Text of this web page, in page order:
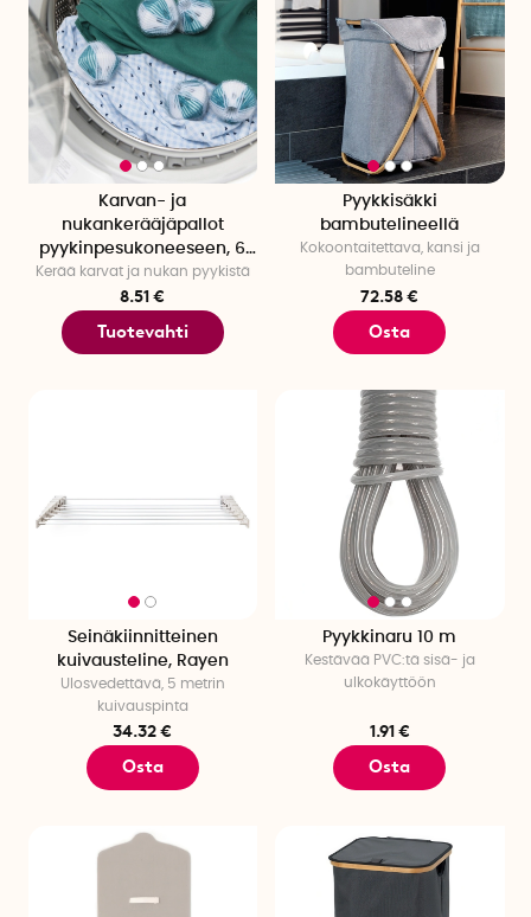
Karvan- ja
nukankerääjäpallot
pyykinpesukoneeseen, 6
kpl
Kerää karvat ja nukan pyykistä
8.51 €
Tuotevahti
Pyykkisäkki
bambutelineellä
Kokoontaitettava, kansi ja
bambuteline
72.58 €
Osta
Seinäkiinnitteinen
kuivausteline, Rayen
Ulosvedettävä, 5 metrin
kuivauspinta
34.32 €
Osta
Pyykkinaru 10 m
Kestävää PVC:tä sisä- ja
ulkokäyttöön
1.91 €
Osta